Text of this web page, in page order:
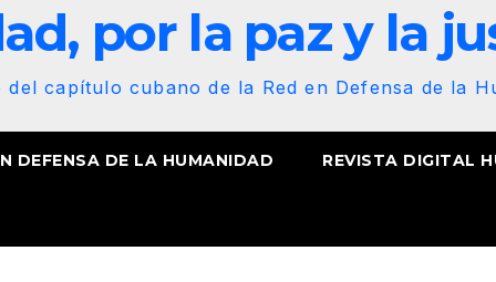
por la paz y la
del capítulo cubano de la Red en Defensa de la
DEFENSA DE LA HUMANIDAD REVISTA DIGITAL